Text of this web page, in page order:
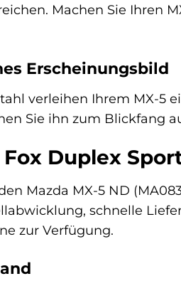
Machen Sie Ihren
Erscheinungsbild
verleihen Ihrem MX-5
Sie ihn zum Blickfang
Duplex
Mazda MX-5 ND
schnelle
zur Verfügung.